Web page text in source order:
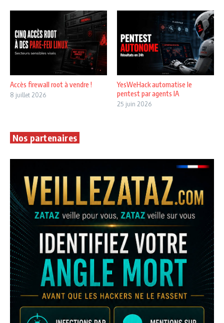
Accès firewall root à vendre !
8 juillet 2026
YesWeHack automatise le
pentest par agents IA
25 juin 2026
Nos partenaires